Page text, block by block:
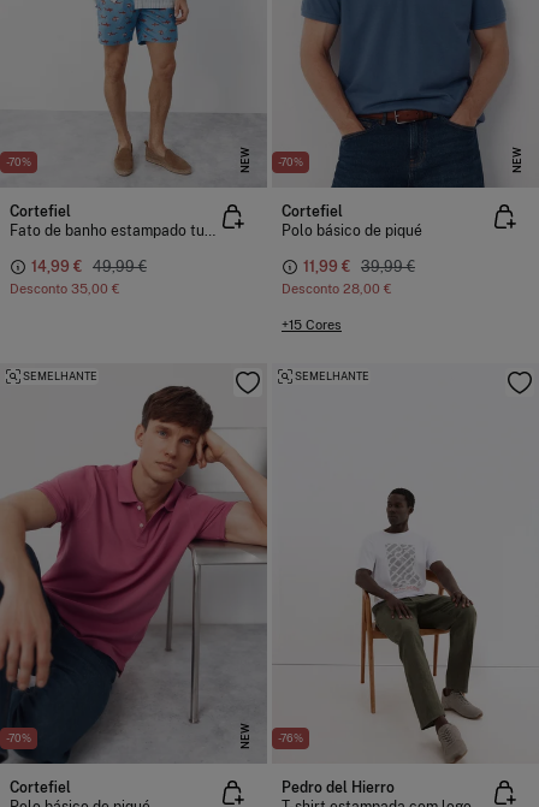
-70% NEW
Cortefiel
Fato de banho estampado tubarões grandes
14,99 € 49,99 €
Desconto 35,00 €
-70% NEW
Cortefiel
Polo básico de piqué
11,99 € 39,99 €
Desconto 28,00 €
+15 Cores
-70% NEW
SEMELHANTE
Cortefiel
-76%
SEMELHANTE
Pedro del Hierro